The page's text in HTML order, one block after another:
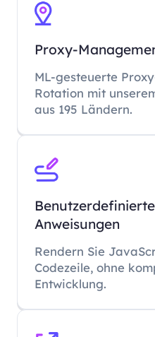
Proxy-
ML-gesteuerte
Rotation mit
aus 195 Ländern.
Anweisungen
Rendern Sie
Codezeile, ohne
Entwicklung.